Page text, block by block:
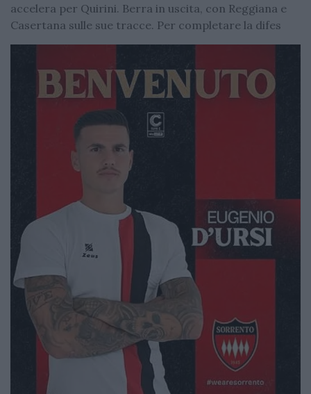
accelera per Quirini. Berra in uscita, con Reggiana e
Casertana sulle sue tracce. Per completare la difes